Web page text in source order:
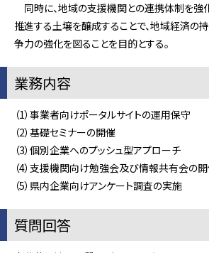
同時に、地域の支援機関との連携体制を強
推進する土壌を醸成することで、地域経済の
争力の強化を図ることを目的とする。
業務内容
（1）事業者向けポータルサイトの運用保守
（2）基礎セミナーの開催
（3）個別企業へのプッシュ型アプローチ
（4）支援機関向け勉強会及び情報共有会の
（5）県内企業向けアンケート調査の実施
質問回答